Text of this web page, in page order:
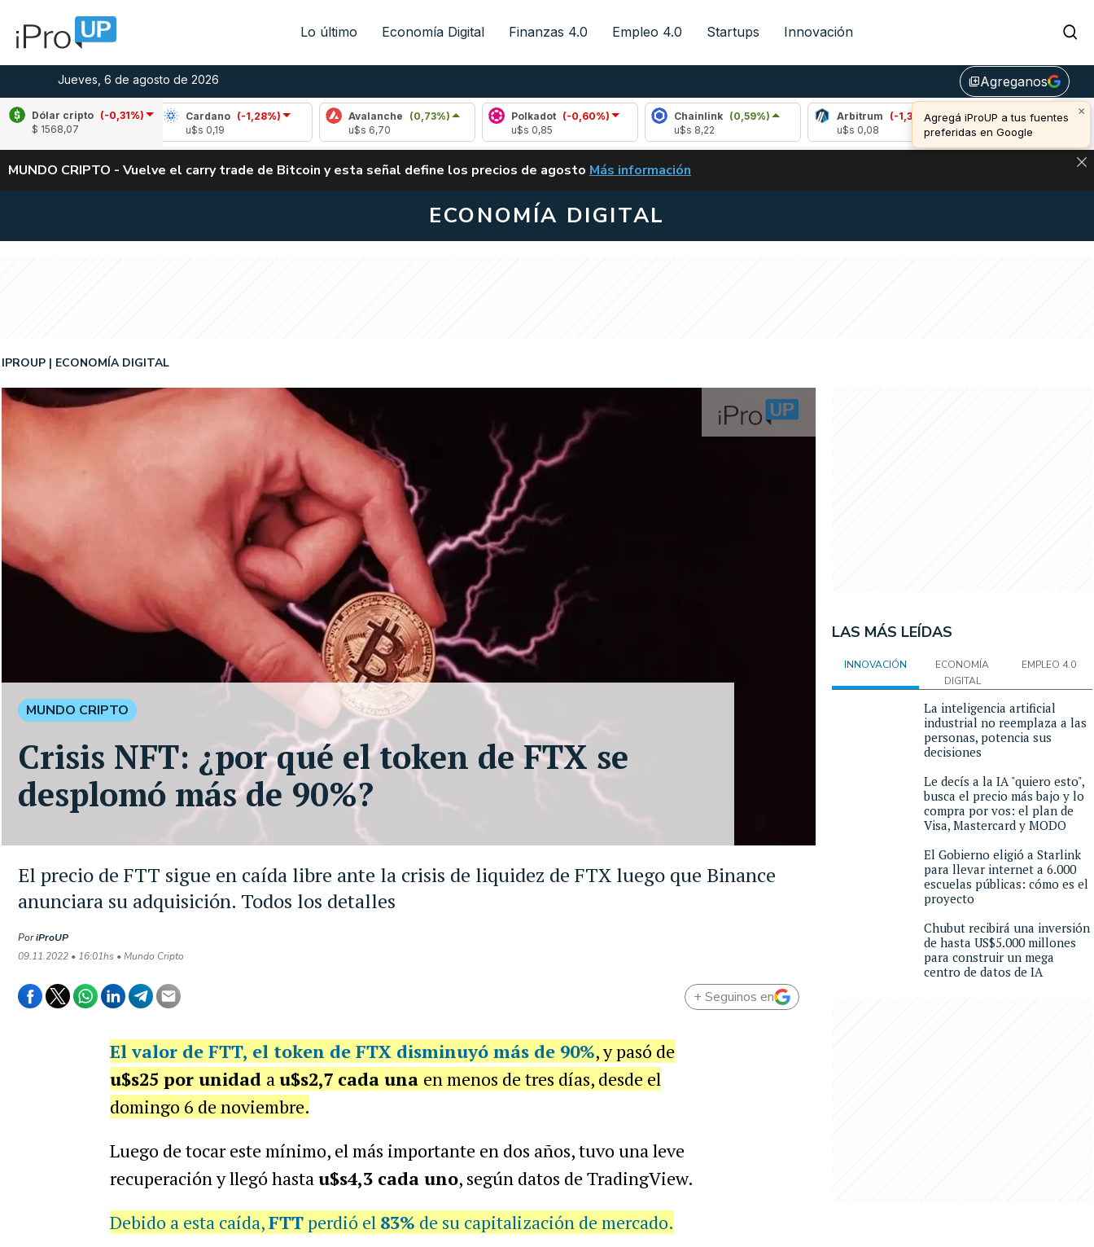
Lo último Economía Digital Finanzas 4.0 Empleo 4.0 Startups Innovación
Jueves, 6 de agosto de 2026 library_addAgreganos
×
Agregá iProUP a tus fuentes
preferidas en Google
Dólar cripto (-0,31%)
$ 1568,07
(-1,95%)
Cardano (-1,28%)
Avalanche (0,73%)
Polkadot (-0,60%)
Chainlink (0,59%)
Arbitrum (-1,38%)
Bitcoin
(0,94%)
u$s 64.902,00
ALERTA
MUNDO CRIPTO - Vuelve el carry trade de Bitcoin y esta señal define los precios de agosto VUELVE EL CARRY TRADE DE BITCOIN Y ESTA SEÑAL DEFINE LOS PRECIOS DE
Más información
ECONOMÍA DIGITAL
El precio de FTT sigue en caída libre ante la crisis de liquidez de FTX luego que Binance
anunciara su adquisición. Todos los detalles
IPROUP ECONOMÍA DIGITAL
PoriProUP
09.11.2022 • 16:01hs • Mundo Cripto
MUNDO CRIPTO
Crisis NFT: ¿por qué el token de FTX se
desplomó más de 90%?
+ Seguinos en
Elvalor de FTT, el token de FTXdisminuyó más de 90%, y pasó de
u$s25 por unidad au$s2,7 cada una en menos de tres días, desde el
domingo 6 de noviembre.
Luego de tocar este mínimo, el más importante en dos años, tuvo una leve
recuperación y llegó hastau$s4,3 cada uno, según datos de TradingView.
Debido a esta caída,FTTperdió el 83% de su capitalización de mercado.
LAS MÁS LEÍDAS
INNOVACIÓN
ECONOMÍA
DIGITAL
EMPLEO 4.0
La inteligencia artificial
industrial no reemplaza a las
personas, potencia sus
decisiones
Le decís a la IA "quiero esto",
busca el precio más bajo y lo
compra por vos: el plan de
Visa, Mastercard y MODO
El Gobierno eligió a Starlink
para llevar internet a 6.000
escuelas públicas: cómo es el
proyecto
Chubut recibirá una inversión
de hasta US$5.000 millones
para construir un mega
centro de datos de IA